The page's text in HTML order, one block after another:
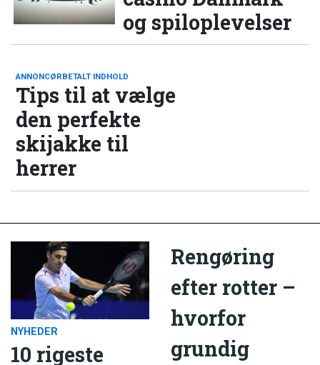
og spiloplevelser
ANNONCØRBETALT INDHOLD
Tips til at vælge
den perfekte
skijakke til
herrer
NYHEDER
10 rigeste
Rengøring
efter rotter –
hvorfor
grundig